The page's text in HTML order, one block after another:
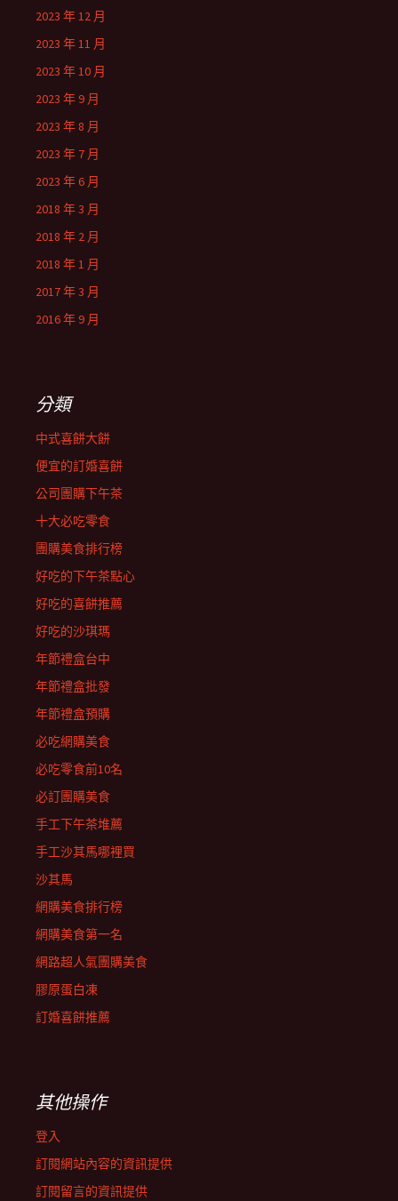
2023 年 12 月
2023 年 11 月
2023 年 10 月
2023 年 9 月
2023 年 8 月
2023 年 7 月
2023 年 6 月
2018 年 3 月
2018 年 2 月
2018 年 1 月
2017 年 3 月
2016 年 9 月
分類
中式喜餅大餅
便宜的訂婚喜餅
公司團購下午茶
十大必吃零食
團購美食排行榜
好吃的下午茶點心
好吃的喜餅推薦
好吃的沙琪瑪
年節禮盒台中
年節禮盒批發
年節禮盒預購
必吃網購美食
必吃零食前10名
必訂團購美食
手工下午茶堆薦
手工沙其馬哪裡買
沙其馬
網購美食排行榜
網購美食第一名
網路超人氣團購美食
膠原蛋白凍
訂婚喜餅推薦
其他操作
登入
訂閱網站內容的資訊提供
訂閱留言的資訊提供